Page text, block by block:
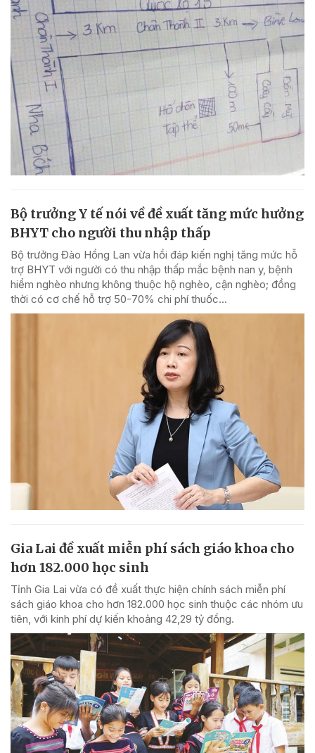
Bộ trưởng Y tế nói về đề xuất tăng mức hưởng
BHYT cho người thu nhập thấp
Bộ trưởng Đào Hồng Lan vừa hồi đáp kiến nghị tăng mức hỗ
trợ BHYT với người có thu nhập thấp mắc bệnh nan y, bệnh
hiểm nghèo nhưng không thuộc hộ nghèo, cận nghèo; đồng
thời có cơ chế hỗ trợ 50-70% chi phí thuốc...
Gia Lai đề xuất miễn phí sách giáo khoa cho
hơn 182.000 học sinh
Tỉnh Gia Lai vừa có đề xuất thực hiện chính sách miễn phí
sách giáo khoa cho hơn 182.000 học sinh thuộc các nhóm ưu
tiên, với kinh phí dự kiến khoảng 42,29 tỷ đồng.